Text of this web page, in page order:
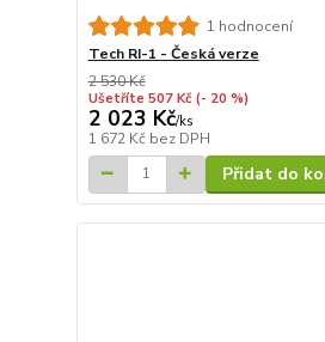
1 hodnocení
Tech RI-1 - Česká verze
2 530 Kč
Ušetříte 507 Kč (- 20 %)
2 023 Kč/ks
1 672 Kč bez DPH
Přidat do